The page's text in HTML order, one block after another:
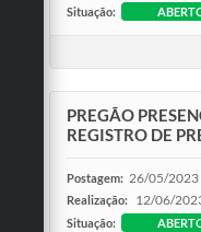
Situação:
PREGÃO
REGISTRO DE
Postagem: 26/05/2023
Realização: 12/06/
Situação: